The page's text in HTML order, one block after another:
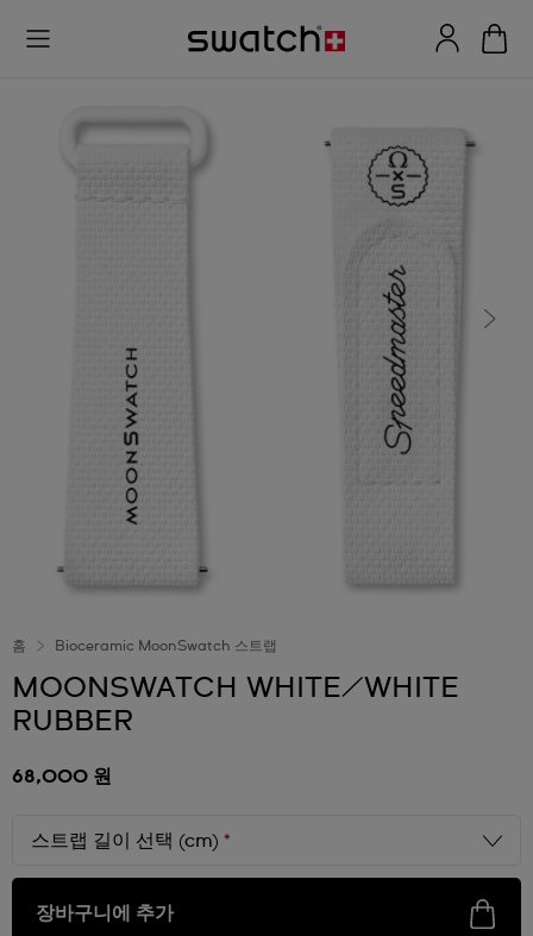
홈 Bioceramic MoonSwatch 스트랩
MOONSWATCH WHITE/WHITE
RUBBER
68,000 원
스트랩 길이 선택 (cm) *
장바구니에 추가